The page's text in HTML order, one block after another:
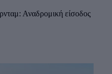
Αναδρομική είσοδος